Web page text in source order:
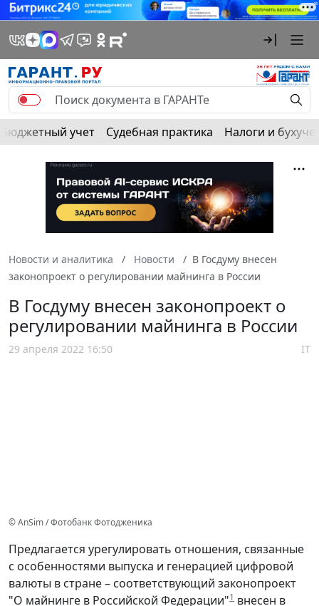
Бюджетный учет Судебная практика Налоги и
Новости и аналитика Новости
В Госдуму внесен
законопроект о регулировании майнинга в России
В Госдуму внесен законопроект о
регулировании майнинга в России
29 апреля 2022 16:50 IT
© AnSim / Фотобанк Фотодженика
Предлагается урегулировать отношения, связанные
с особенностями выпуска и генерацией цифровой
валюты в стране – соответствующий законопроект
"О майнинге в Российской Федерации"1 внесен в